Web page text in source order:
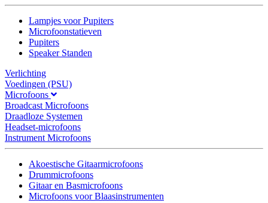
Lampjes voor Pupiters
Microfoonstatieven
Pupiters
Speaker Standen
Verlichting
Voedingen (PSU)
Microfoons
Broadcast Microfoons
Draadloze Systemen
Headset-microfoons
Instrument Microfoons
Akoestische Gitaarmicrofoons
Drummicrofoons
Gitaar en Basmicrofoons
Microfoons voor Blaasinstrumenten